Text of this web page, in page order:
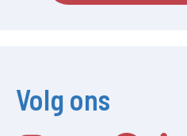
Volg ons